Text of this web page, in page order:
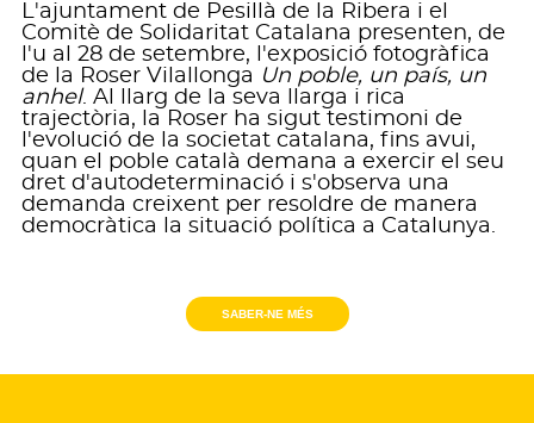
L'ajuntament de Pesillà de la Ribera i el
Comitè de Solidaritat Catalana presenten, de
l'u al 28 de setembre, l'exposició fotogràfica
de la Roser Vilallonga Un poble, un país, un
anhel. Al llarg de la seva llarga i rica
trajectòria, la Roser ha sigut testimoni de
l'evolució de la societat catalana, fins avui,
quan el poble català demana a exercir el seu
dret d'autodeterminació i s'observa una
demanda creixent per resoldre de manera
democràtica la situació política a Catalunya.
SABER-NE MÉS